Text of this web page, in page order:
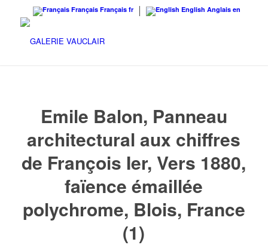
Français Français fr English Anglais en
Emile Balon, Panneau
architectural aux chiffres
de François Ier, Vers 1880,
faïence émaillée
polychrome, Blois, France
(1)